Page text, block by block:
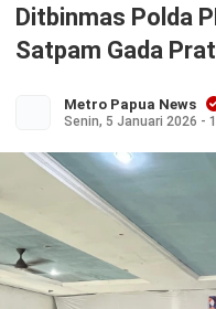
Ditbinmas Polda
Satpam Gada
Metro Papua News
Senin, 5 Januari 2026 -